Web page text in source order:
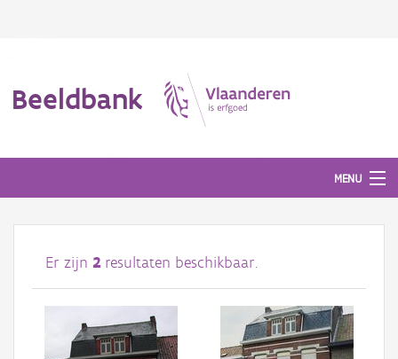
Beeldbank
MENU
Afbeeldingen
#BeeldIndeKijker
Er zijn 2 resultaten beschikbaar.